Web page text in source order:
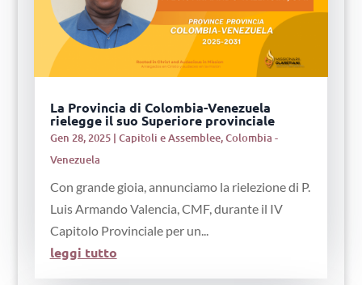
La Provincia di Colombia-Venezuela
rielegge il suo Superiore provinciale
Gen 28, 2025| Capitoli e Assemblee,Colombia -
Venezuela
Con grande gioia, annunciamo la rielezione di P.
Luis Armando Valencia, CMF, durante il IV
Capitolo Provinciale per un...
leggi tutto